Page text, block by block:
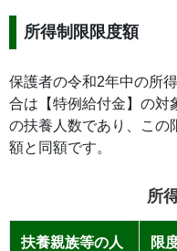
所得制限限度額
保護者の令和2年中の所
合は【特例給付金】の対
の扶養人数であり、この
額と同額です。
所
扶養親族等の人
限